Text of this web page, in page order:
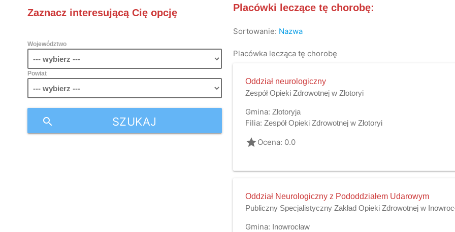
Zaznacz interesującą Cię opcję
Województwo
Powiat
SZUKAJ
search
Placówki leczące tę chorobę:
Sortowanie: Nazwa
Placówka lecząca tę chorobę
Oddział neurologiczny
Zespół Opieki Zdrowotnej w Złotoryi
Gmina: Złotoryja
Filia: Zespół Opieki Zdrowotnej w Złotoryi
gradeOcena: 0.0
Oddział Neurologiczny z Pododdziałem Udarowym
Publiczny Specjalistyczny Zakład Opieki Zdrowotnej w
Gmina: Inowrocław